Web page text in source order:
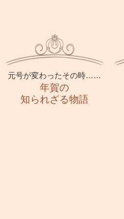
元号が変わったその時……
年賀の
知られざる物語